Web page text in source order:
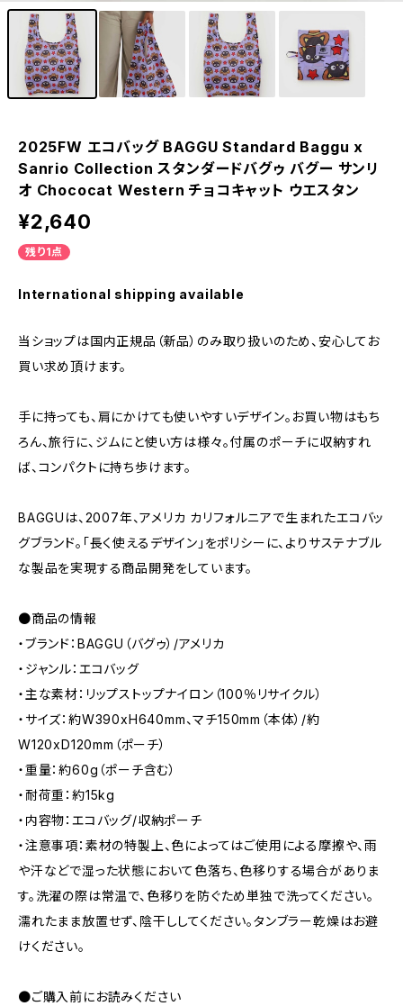
2025FW エコバッグ BAGGU Standard Baggu x
Sanrio Collection スタンダードバグゥ バグー サンリ
オ Chococat Western チョコキャット ウエスタン
¥2,640
残り1点
International shipping available
当ショップは国内正規品（新品）のみ取り扱いのため、安心してお
買い求め頂けます。
手に持っても、肩にかけても使いやすいデザイン。お買い物はもち
ろん、旅行に、ジムにと使い方は様々。付属のポーチに収納すれ
ば、コンパクトに持ち歩けます。
BAGGUは、2007年、アメリカ カリフォルニアで生まれたエコバッ
グブランド。「長く使えるデザイン」をポリシーに、よりサステナブル
な製品を実現する商品開発をしています。
●商品の情報
・ブランド：BAGGU（バグゥ）/アメリカ
・ジャンル：エコバッグ
・主な素材：リップストップナイロン（100％リサイクル）
・サイズ：約W390xH640mm、マチ150mm（本体）/約
W120xD120mm（ポーチ）
・重量：約60g（ポーチ含む）
・耐荷重：約15kg
・内容物：エコバッグ/収納ポーチ
・注意事項：素材の特製上、色によってはご使用による摩擦や、雨
や汗などで湿った状態において色落ち、色移りする場合がありま
す。洗濯の際は常温で、色移りを防ぐため単独で洗ってください。
濡れたまま放置せず、陰干ししてください。タンブラー乾燥はお避
けください。
●ご購入前にお読みください